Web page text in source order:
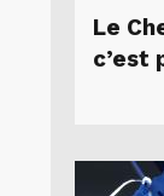
Le
c’est